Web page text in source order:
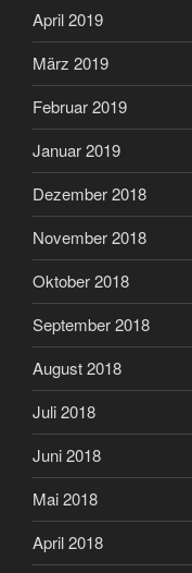
April 2019
März 2019
Februar 2019
Januar 2019
Dezember 2018
November 2018
Oktober 2018
September 2018
August 2018
Juli 2018
Juni 2018
Mai 2018
April 2018